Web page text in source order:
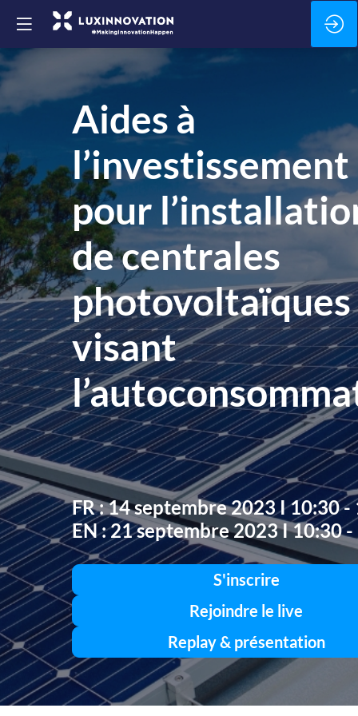
Aides à
l’investissement
pour
de centrales
photovoltaïques
visant
FR : 14 septembre 2023 I 10:30
EN : 21 septembre 2023 I 10:30
S'inscrire
Rejoindre le live
Replay & présentation